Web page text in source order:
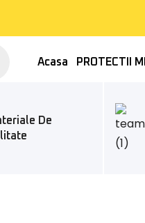
Acasa PROTECTII
De